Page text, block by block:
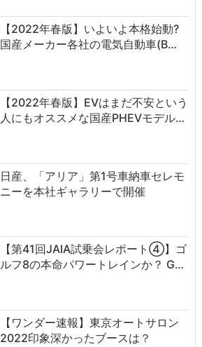
【2022年春版】いよいよ本格始動?
国産メーカー各社の電気自動車(B…
【2022年春版】EVはまだ不安という
人にもオススメな国産PHEVモデル…
日産、「アリア」第1号車納車セレモ
ニーを本社ギャラリーで開催
【第41回JAIA試乗会レポート④】ゴ
ルフ8の本命パワートレインか？ G…
【ワンダー速報】東京オートサロン
2022印象深かったブースは？